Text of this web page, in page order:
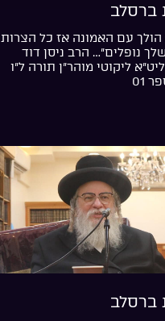
ברסלב
עם האמונה אז כל הצרות
נופלים”… הרב ניסן דוד
ליקוטי מוהר”ן תורה ל”ו
01
ברסלב